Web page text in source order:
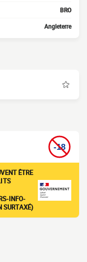
BRO
Angleterre
ÊTRE
INFO-
SURTAXÉ)